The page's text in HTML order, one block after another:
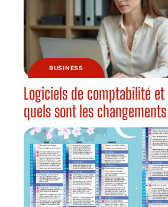
BUSINESS
Logiciels de comptabilité et
quels sont les